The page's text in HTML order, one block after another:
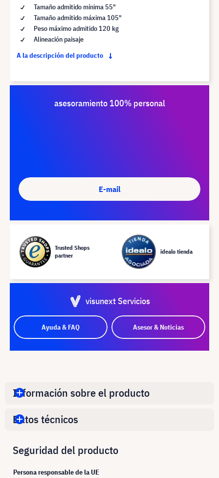
Tamaño admitido mínima 55"
Tamaño admitido máxima 105"
Peso máximo admitido 120 kg
Alineación paisaje
A la descripción del producto
asesoramiento 100% personal
E-mail
Trusted Shops
partner
idealo tienda
visunext Servicios
Ayuda & FAQ Asesor & Noticias
Información sobre el producto
Datos técnicos
Seguridad del producto
Persona responsable de la UE